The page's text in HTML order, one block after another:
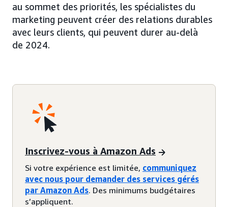
au sommet des priorités, les spécialistes du
marketing peuvent créer des relations durables
avec leurs clients, qui peuvent durer au-delà
de 2024.
Inscrivez-vous à Amazon Ads
Si votre expérience est limitée, communiquez
avec nous pour demander des services gérés
par Amazon Ads. Des minimums budgétaires
s’appliquent.